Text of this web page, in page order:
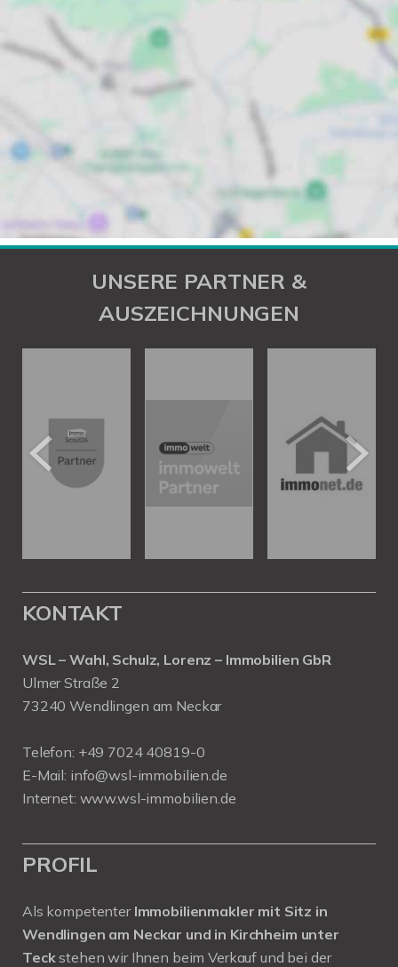
UNSERE PARTNER &
AUSZEICHNUNGEN
KONTAKT
WSL – Wahl, Schulz, Lorenz – Immobilien GbR
Ulmer Straße 2
73240 Wendlingen am Neckar
Telefon: +49 7024 40819-0
E-Mail: info@wsl-immobilien.de
Internet: www.wsl-immobilien.de
PROFIL
Als kompetenter Immobilienmakler mit Sitz in
Wendlingen am Neckar und in Kirchheim unter
Teckstehen wir Ihnen beim Verkauf und bei der